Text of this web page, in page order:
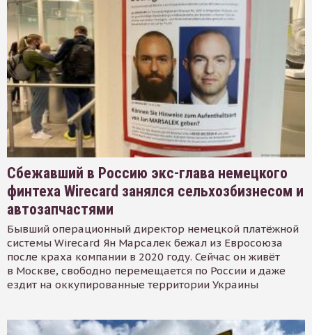
Сбежавший в Россию экс-глава немецкого
финтеха Wirecard занялся сельхозбизнесом и
автозапчастями
Бывший операционный директор немецкой платёжной
системы Wirecard Ян Марсалек бежал из Евросоюза
после краха компании в 2020 году. Сейчас он живёт
в Москве, свободно перемещается по России и даже
ездит на оккупированные территории Украины